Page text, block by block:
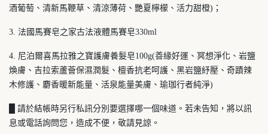
酒葡萄、清新馬鞭草、清涼薄荷、艷夏檸檬、活力甜橙)；
3. 法國馬賽皂之家古法液體馬賽皂330ml
4. 尼泊爾喜馬拉雅之寶護膚養髮皂100g(善緣好運、冥想淨化、岩鹽
煥膚、吉拉索蘆薈保濕潤髮、檀香抗老呵護、黑岩鹽紓壓、奇蹟辣
木修護、麝香暖新能量、活泉能量美膚、瑜珈行者純淨)
█ 請於結帳時另行私訊分別要選擇哪一個味道。若未告知，將以訊
息或電話詢問您，造成不便，敬請見諒。